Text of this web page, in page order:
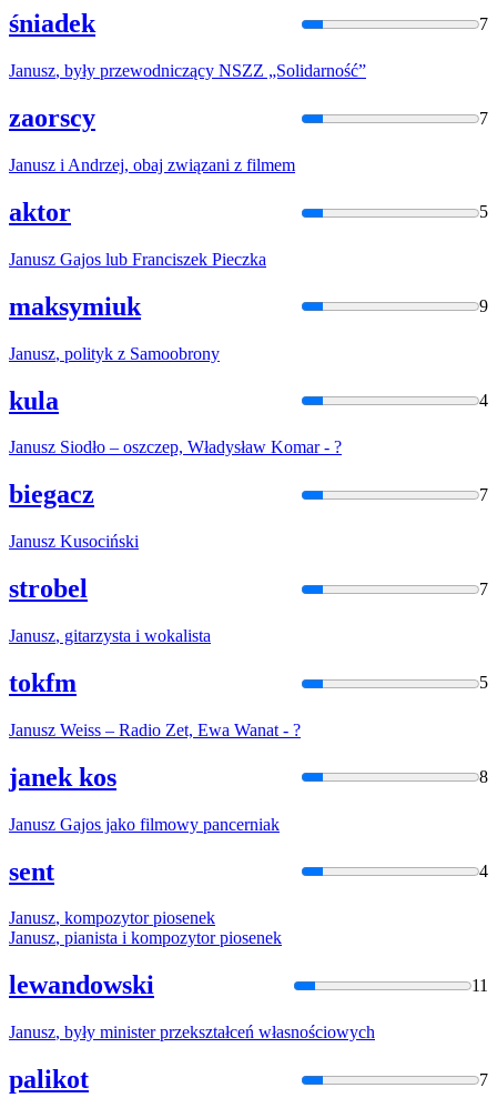
śniadek 7
Janusz, były przewodniczący NSZZ „Solidarność”
zaorscy 7
Janusz i Andrzej, obaj związani z filmem
aktor 5
Janusz Gajos lub Franciszek Pieczka
maksymiuk 9
Janusz, polityk z Samoobrony
kula 4
Janusz Siodło – oszczep, Władysław Komar - ?
biegacz 7
Janusz Kusociński
strobel 7
Janusz, gitarzysta i wokalista
tokfm 5
Janusz Weiss – Radio Zet, Ewa Wanat - ?
janek kos 8
Janusz Gajos jako filmowy pancerniak
sent 4
Janusz, kompozytor piosenek
Janusz, pianista i kompozytor piosenek
lewandowski 11
Janusz, były minister przekształceń własnościowych
palikot 7